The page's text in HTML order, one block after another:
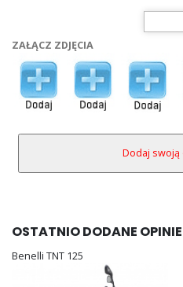
ZAŁĄCZ ZDJĘCIA
OSTATNIO DODANE OPINIE
Benelli TNT 125